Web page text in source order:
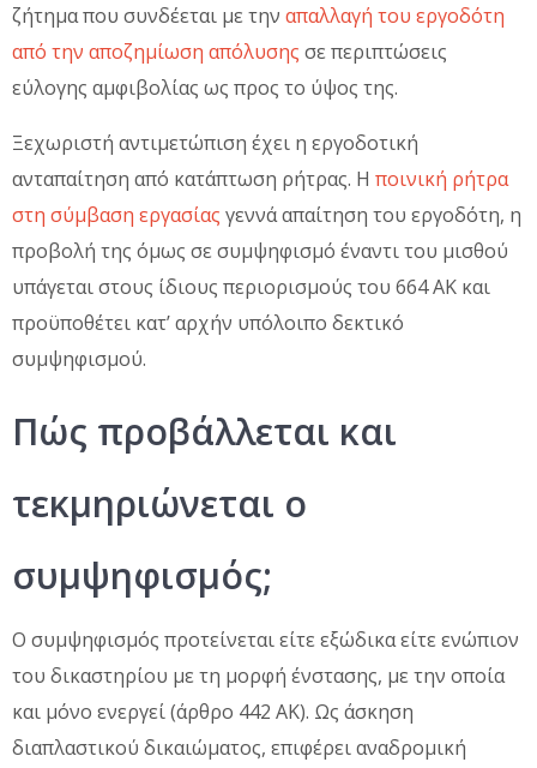
ζήτημα που συνδέεται με την απαλλαγή του εργοδότη
από την αποζημίωση απόλυσης σε περιπτώσεις
εύλογης αμφιβολίας ως προς το ύψος της.
Ξεχωριστή αντιμετώπιση έχει η εργοδοτική
ανταπαίτηση από κατάπτωση ρήτρας. Η ποινική ρήτρα
στη σύμβαση εργασίας γεννά απαίτηση του εργοδότη, η
προβολή της όμως σε συμψηφισμό έναντι του μισθού
υπάγεται στους ίδιους περιορισμούς του 664 ΑΚ και
προϋποθέτει κατ’ αρχήν υπόλοιπο δεκτικό
συμψηφισμού.
Πώς προβάλλεται και
τεκμηριώνεται ο
συμψηφισμός;
Ο συμψηφισμός προτείνεται είτε εξώδικα είτε ενώπιον
του δικαστηρίου με τη μορφή ένστασης, με την οποία
και μόνο ενεργεί (άρθρο 442 ΑΚ). Ως άσκηση
διαπλαστικού δικαιώματος, επιφέρει αναδρομική